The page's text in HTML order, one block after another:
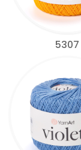
5307